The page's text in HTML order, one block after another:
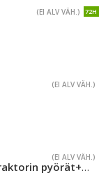
72H
(EI ALV VÄH.)
(EI ALV VÄH.)
(EI ALV VÄH.)
Chicago Pneumatic Traktorin pyörät+akseli